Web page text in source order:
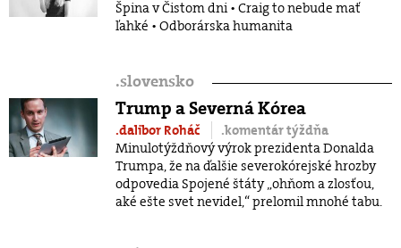
Špina v Čistom dni • Craig to nebude mať
ľahké • Odborárska humanita
.slovensko
Trump a Severná Kórea
.dalibor Roháč
.komentár týždňa
Minulotýždňový výrok prezidenta Donalda
Trumpa, že na ďalšie severokórejské hrozby
odpovedia Spojené štáty „ohňom a zlosťou,
aké ešte svet nevidel,“ prelomil mnohé tabu.